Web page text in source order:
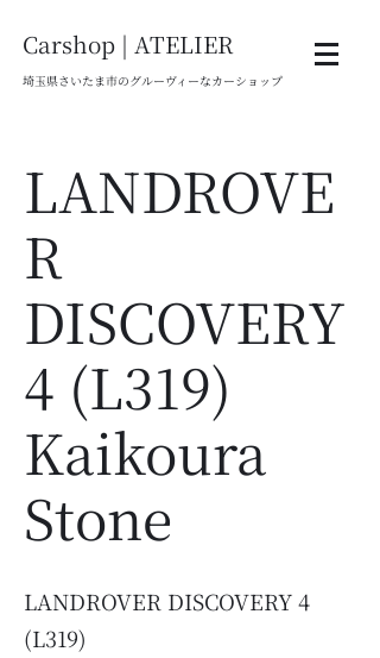
Carshop | ATELIER
埼玉県さいたま市のグルーヴィーなカーショップ
LANDROVE
R
DISCOVERY
4 (L319)
Kaikoura
Stone
LANDROVER DISCOVERY 4
(L319)